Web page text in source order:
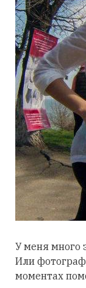
У меня много
Или
моментах